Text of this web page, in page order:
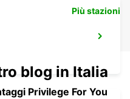
Più stazioni
blog in Italia
Privilege For You